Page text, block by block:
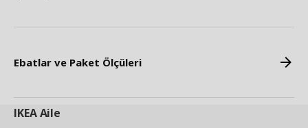
Ebatlar ve Paket Ölçüleri
IKEAAile